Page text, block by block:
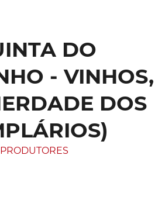
DO
- VINHOS,
DOS
PRODUTORES